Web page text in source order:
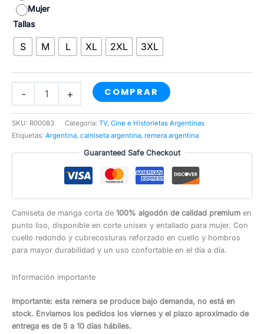
Mujer
Tallas
S M L XL 2XL 3XL
-
Bala
+ COMPRAR
SKU: R00083 Categoría: TV, Cine e Historietas Argentinas
Etiquetas: Argentina, camiseta argentina, remera argentina
Guaranteed Safe Checkout
Camiseta de manga corta de 100% algodón de calidad premium en
punto liso, disponible en corte unisex y entallado para mujer. Con
cuello redondo y cubrecosturas reforzado en cuello y hombros
para mayor durabilidad y un uso confortable en el día a día.
Información importante
Importante: esta remera se produce bajo demanda, no está en
stock. Enviamos los pedidos los viernes y el plazo aproximado de
entrega es de 5 a 10 días hábiles.